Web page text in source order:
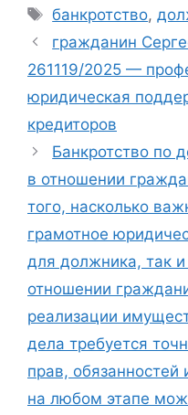
Метки
банкротство,
гражданин
261119/2025 —
юридическая
кредиторов
Банкротство по
в отношении
того, насколько
грамотное
для должника, так
отношении
реализации
дела требуется
прав,
на любом этапе